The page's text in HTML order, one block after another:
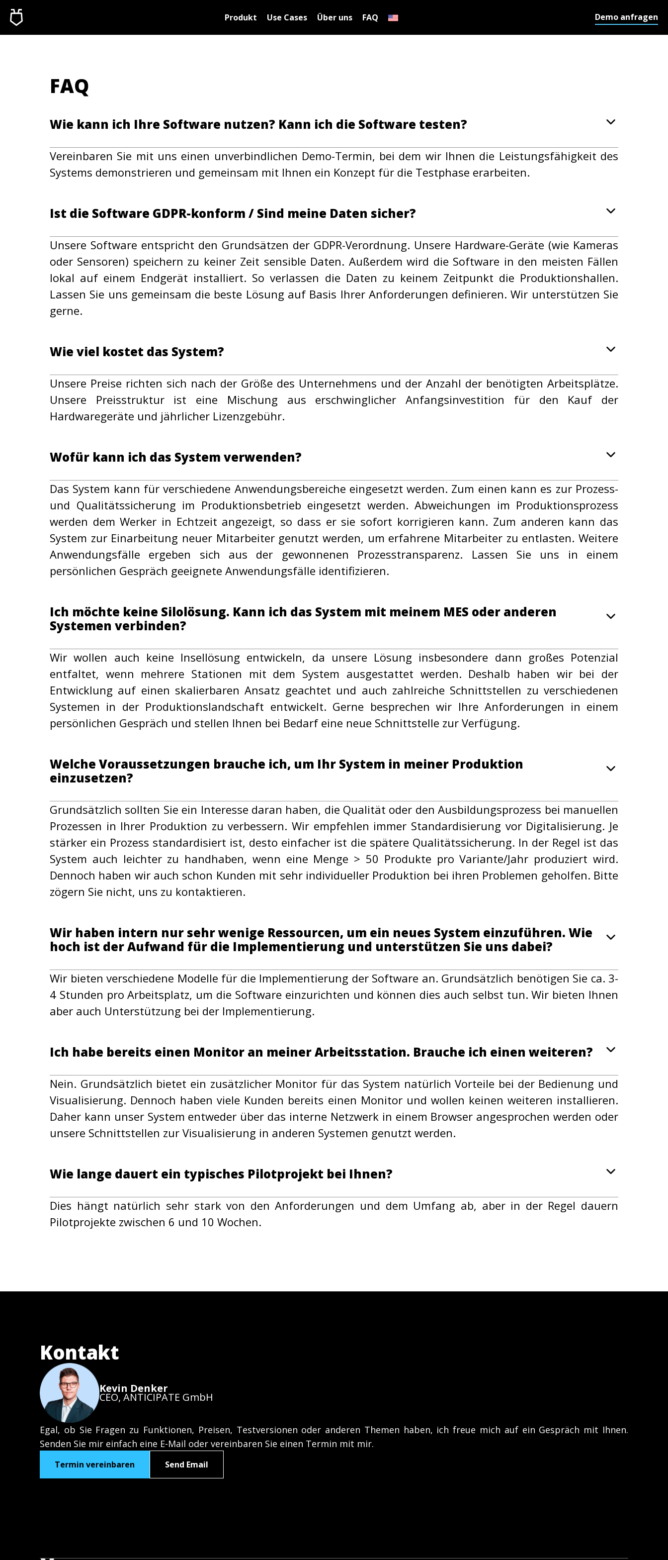
Produkt Use Cases Über uns FAQ Demo anfragen
FAQ
Wie kann ich Ihre Software nutzen? Kann ich die Software testen?
Vereinbaren Sie mit uns einen unverbindlichen Demo-Termin, bei dem wir Ihnen die Leistungsfähigkeit des
Systems demonstrieren und gemeinsam mit Ihnen ein Konzept für die Testphase erarbeiten.
Ist die Software GDPR-konform / Sind meine Daten sicher?
Unsere Software entspricht den Grundsätzen der GDPR-Verordnung. Unsere Hardware-Geräte (wie Kameras
oder Sensoren) speichern zu keiner Zeit sensible Daten. Außerdem wird die Software in den meisten Fällen
lokal auf einem Endgerät installiert. So verlassen die Daten zu keinem Zeitpunkt die Produktionshallen.
Lassen Sie uns gemeinsam die beste Lösung auf Basis Ihrer Anforderungen definieren. Wir unterstützen Sie
gerne.
Wie viel kostet das System?
Unsere Preise richten sich nach der Größe des Unternehmens und der Anzahl der benötigten Arbeitsplätze.
Unsere Preisstruktur ist eine Mischung aus erschwinglicher Anfangsinvestition für den Kauf der
Hardwaregeräte und jährlicher Lizenzgebühr.
Wofür kann ich das System verwenden?
Das System kann für verschiedene Anwendungsbereiche eingesetzt werden. Zum einen kann es zur Prozess-
und Qualitätssicherung im Produktionsbetrieb eingesetzt werden. Abweichungen im Produktionsprozess
werden dem Werker in Echtzeit angezeigt, so dass er sie sofort korrigieren kann. Zum anderen kann das
System zur Einarbeitung neuer Mitarbeiter genutzt werden, um erfahrene Mitarbeiter zu entlasten. Weitere
Anwendungsfälle ergeben sich aus der gewonnenen Prozesstransparenz. Lassen Sie uns in einem
persönlichen Gespräch geeignete Anwendungsfälle identifizieren.
Ich möchte keine Silolösung. Kann ich das System mit meinem MES oder anderen
Systemen verbinden?
Wir wollen auch keine Insellösung entwickeln, da unsere Lösung insbesondere dann großes Potenzial
entfaltet, wenn mehrere Stationen mit dem System ausgestattet werden. Deshalb haben wir bei der
Entwicklung auf einen skalierbaren Ansatz geachtet und auch zahlreiche Schnittstellen zu verschiedenen
Systemen in der Produktionslandschaft entwickelt. Gerne besprechen wir Ihre Anforderungen in einem
persönlichen Gespräch und stellen Ihnen bei Bedarf eine neue Schnittstelle zur Verfügung.
Welche Voraussetzungen brauche ich, um Ihr System in meiner Produktion
einzusetzen?
Grundsätzlich sollten Sie ein Interesse daran haben, die Qualität oder den Ausbildungsprozess bei manuellen
Prozessen in Ihrer Produktion zu verbessern. Wir empfehlen immer Standardisierung vor Digitalisierung. Je
stärker ein Prozess standardisiert ist, desto einfacher ist die spätere Qualitätssicherung. In der Regel ist das
System auch leichter zu handhaben, wenn eine Menge > 50 Produkte pro Variante/Jahr produziert wird.
Dennoch haben wir auch schon Kunden mit sehr individueller Produktion bei ihren Problemen geholfen. Bitte
zögern Sie nicht, uns zu kontaktieren.
Wir haben intern nur sehr wenige Ressourcen, um ein neues System einzuführen. Wie
hoch ist der Aufwand für die Implementierung und unterstützen Sie uns dabei?
Wir bieten verschiedene Modelle für die Implementierung der Software an. Grundsätzlich benötigen Sie ca. 3-
4 Stunden pro Arbeitsplatz, um die Software einzurichten und können dies auch selbst tun. Wir bieten Ihnen
aber auch Unterstützung bei der Implementierung.
Ich habe bereits einen Monitor an meiner Arbeitsstation. Brauche ich einen weiteren?
Nein. Grundsätzlich bietet ein zusätzlicher Monitor für das System natürlich Vorteile bei der Bedienung und
Visualisierung. Dennoch haben viele Kunden bereits einen Monitor und wollen keinen weiteren installieren.
Daher kann unser System entweder über das interne Netzwerk in einem Browser angesprochen werden oder
unsere Schnittstellen zur Visualisierung in anderen Systemen genutzt werden.
Wie lange dauert ein typisches Pilotprojekt bei Ihnen?
Dies hängt natürlich sehr stark von den Anforderungen und dem Umfang ab, aber in der Regel dauern
Pilotprojekte zwischen 6 und 10 Wochen.
Kontakt
Kevin Denker
CEO, ANTICIPATE GmbH
Egal, ob Sie Fragen zu Funktionen, Preisen, Testversionen oder anderen Themen haben, ich freue mich auf ein Gespräch mit Ihnen.
Senden Sie mir einfach eine E-Mail oder vereinbaren Sie einen Termin mit mir.
Termin vereinbaren Send Email